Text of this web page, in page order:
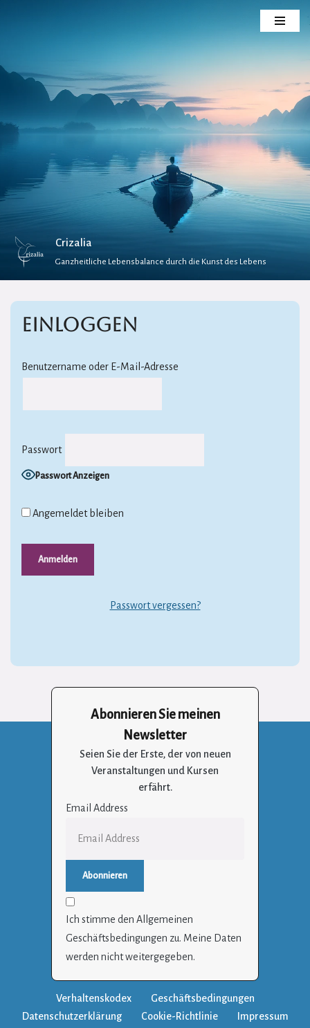
springen
Crizalia
Ganzheitliche Lebensbalance durch die Kunst des Lebens
Einloggen
Benutzername oder E-Mail-Adresse
Passwort
Passwort Anzeigen
Angemeldet bleiben
Passwort vergessen?
Abonnieren Sie meinen
Newsletter
Seien Sie der Erste, der von neuen
Veranstaltungen und Kursen
erfährt.
Email Address
Ich stimme den Allgemeinen
Geschäftsbedingungen zu. Meine Daten
werden nicht weitergegeben.
Verhaltenskodex
Geschäftsbedingungen
Datenschutzerklärung
Cookie-Richtlinie
Impressum